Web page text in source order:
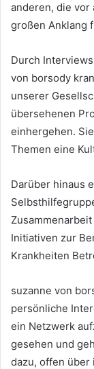
anderen, die vor
großen Anklang
Durch
von borsody
unserer
übersehenen
einhergehen.
Themen eine
Darüber hinaus
Initiativen zur
Krankheiten
suzanne von
persönliche
ein Netzwerk
gesehen und
dazu, offen über